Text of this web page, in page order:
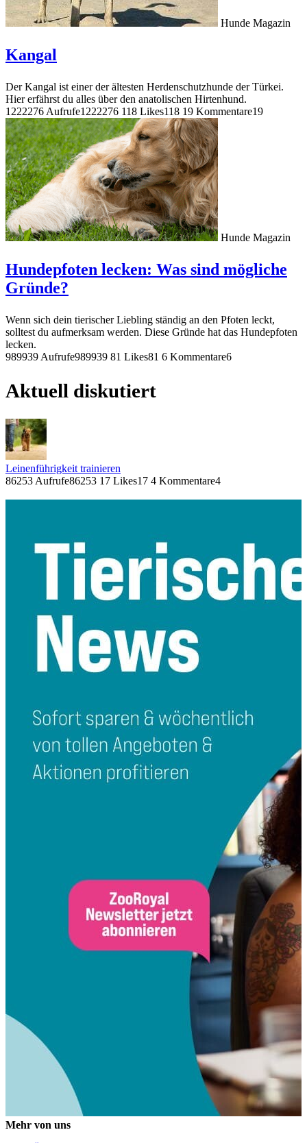
Hunde Magazin
Kangal
Der Kangal ist einer der ältesten Herdenschutzhunde der Türkei.
Hier erfährst du alles über den anatolischen Hirtenhund.
1222276 Aufrufe1222276 118 Likes118 19 Kommentare19
Hunde Magazin
Hundepfoten lecken: Was sind mögliche
Gründe?
Wenn sich dein tierischer Liebling ständig an den Pfoten leckt,
solltest du aufmerksam werden. Diese Gründe hat das Hundepfoten
lecken.
989939 Aufrufe989939 81 Likes81 6 Kommentare6
Aktuell diskutiert
Leinenführigkeit trainieren
86253 Aufrufe86253 17 Likes17 4 Kommentare4
Mehr von uns